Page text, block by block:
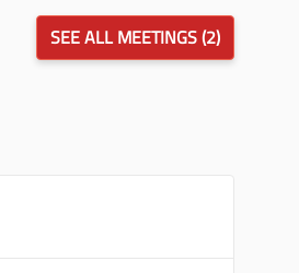
SEE ALL MEETINGS (2)